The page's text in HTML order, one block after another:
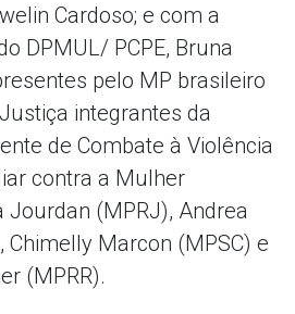
Cardoso; e com a
DPMUL/ PCPE, Bruna
pelo MP brasileiro
integrantes da
de Combate à Violência
contra a Mulher
Jourdan (MPRJ), Andrea
Marcon (MPSC) e
(MPRR).